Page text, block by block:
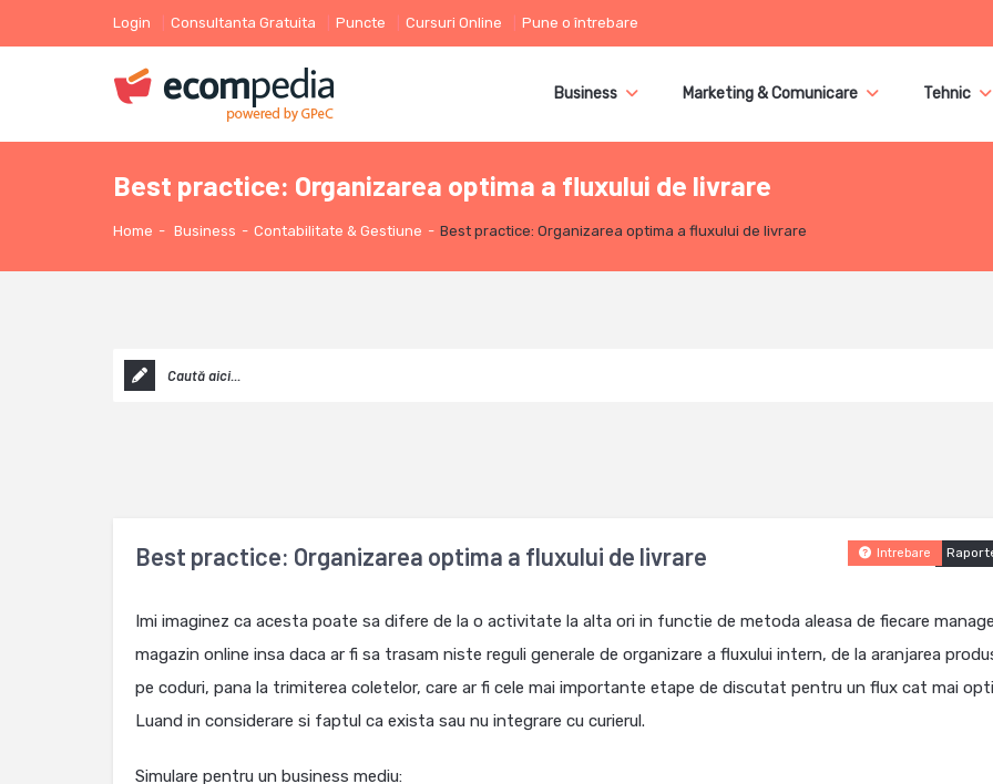
Login Consultanta Gratuita Puncte Cursuri Online Pune o întrebare
Business Marketing & Comunicare Tehnic
Best practice: Organizarea optima a fluxului de livrare
Home - Business - Contabilitate & Gestiune - Best practice: Organizarea optima a fluxului de livrare
Best practice: Organizarea optima a fluxului de livrare Intrebare
Imi imaginez ca acesta poate sa difere de la o activitate la alta ori in functie de metoda aleasa de fiecare
magazin online insa daca ar fi sa trasam niste reguli generale de organizare a fluxului intern, de la aranjarea
pe coduri, pana la trimiterea coletelor, care ar fi cele mai importante etape de discutat pentru un flux cat mai
Luand in considerare si faptul ca exista sau nu integrare cu curierul.
Simulare pentru un business mediu: